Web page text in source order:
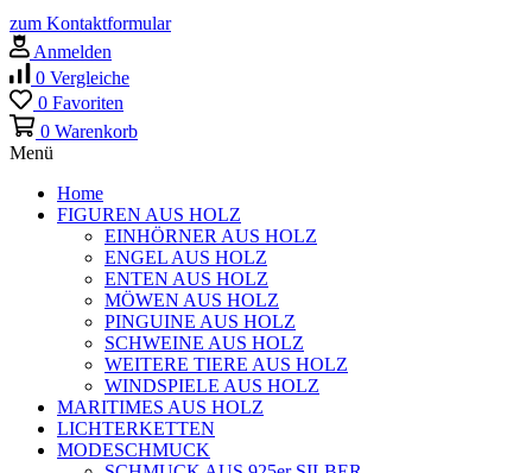
zum Kontaktformular
Anmelden
0 Vergleiche
0 Favoriten
0 Warenkorb
Menü
Home
FIGUREN AUS HOLZ
EINHÖRNER AUS HOLZ
ENGEL AUS HOLZ
ENTEN AUS HOLZ
MÖWEN AUS HOLZ
PINGUINE AUS HOLZ
SCHWEINE AUS HOLZ
WEITERE TIERE AUS HOLZ
WINDSPIELE AUS HOLZ
MARITIMES AUS HOLZ
LICHTERKETTEN
MODESCHMUCK